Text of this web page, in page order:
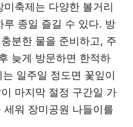
축제는 다양한 볼거리
루 종일 즐길 수 있다. 방
분한 물을 준비하고, 주
늦게 방문하면 한적하
일주일 정도면 꽃잎이
마지막 절정 구간일 가
워 장미공원 나들이를